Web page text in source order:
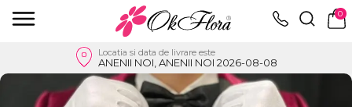
0
Locatia si data de livrare este
ANENII NOI, ANENII NOI 2026-08-08